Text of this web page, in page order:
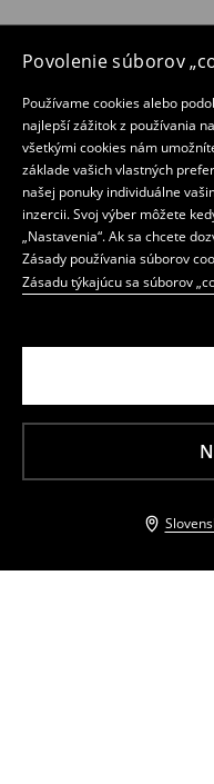
Povolenie súborov
Používame cookies alebo
najlepší zážitok z používania
všetkými cookies nám
základe vašich vlastných
našej ponuky individuálne
inzercii. Svoj výber môžete
„Nastavenia“. Ak sa chcete
Zásady používania súborov
Zásadu týkajúcu sa súborov